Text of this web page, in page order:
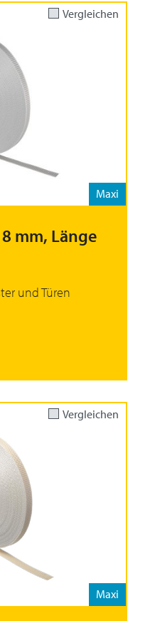
Vergleichen
Maxi
mm, Länge
und Türen
Vergleichen
Maxi